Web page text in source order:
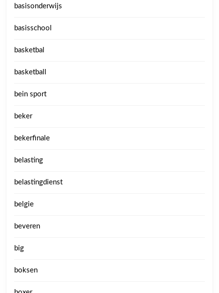
basisonderwijs
basisschool
basketbal
basketball
bein sport
beker
bekerfinale
belasting
belastingdienst
belgie
beveren
big
boksen